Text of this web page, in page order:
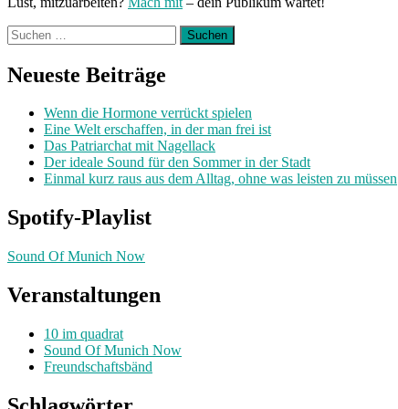
Suchen
nach:
Neueste Beiträge
Wenn die Hormone verrückt spielen
Eine Welt erschaffen, in der man frei ist
Das Patriarchat mit Nagellack
Der ideale Sound für den Sommer in der Stadt
Einmal kurz raus aus dem Alltag, ohne was leisten zu müssen
Spotify-Playlist
Sound Of Munich Now
Veranstaltungen
10 im quadrat
Sound Of Munich Now
Freundschaftsbänd